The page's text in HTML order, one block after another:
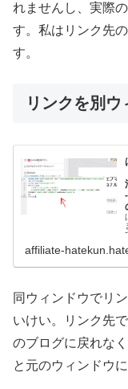
れませんし、実際
す。私はリンク先
す。
リンクを別
affiliate-
同ウィンドウでリ
いけい。リンク先
のブログに戻れな
と元のウィンドウ